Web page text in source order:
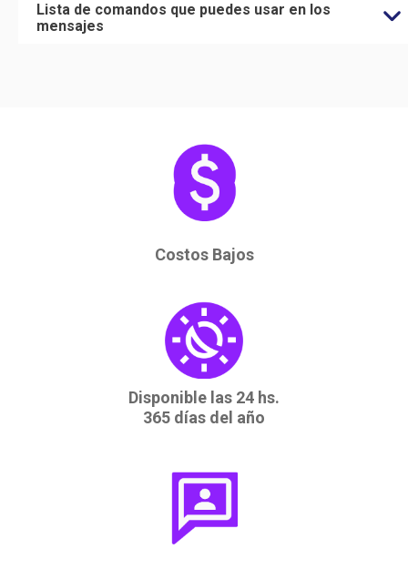
Lista de comandos que puedes usar en los
mensajes
Costos Bajos
Disponible las 24 hs.
365 días del año